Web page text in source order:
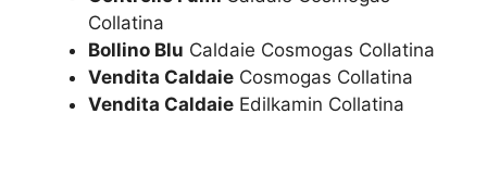
Collatina
Bollino Blu Caldaie Cosmogas Collatina
Vendita Caldaie Cosmogas Collatina
Vendita Caldaie Edilkamin Collatina